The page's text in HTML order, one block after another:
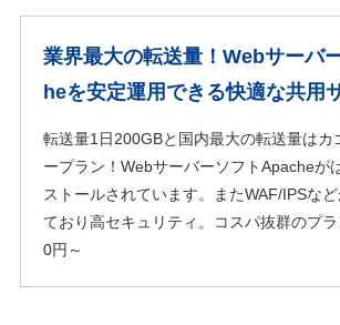
業界最大の転送量！Webサーバ
heを安定運用できる快適な共用
転送量1日200GBと国内最大の転送量はカ
ープラン！WebサーバーソフトApacheが
ストールされています。またWAF/IPSな
ており高セキュリティ。コスパ抜群のプ
0円～